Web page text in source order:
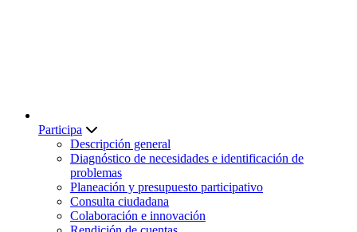
Participa
Descripción general
Diagnóstico de necesidades e identificación de
problemas
Planeación y presupuesto participativo
Consulta ciudadana
Colaboración e innovación